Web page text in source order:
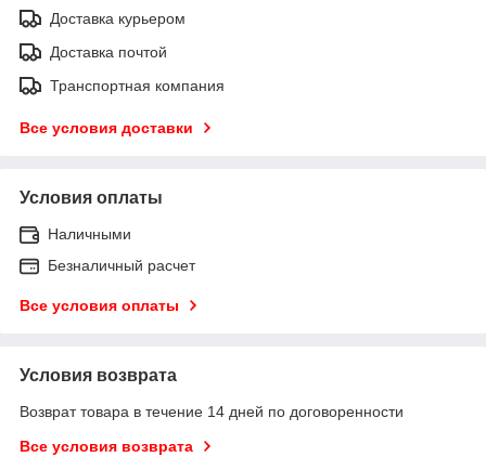
Доставка курьером
Доставка почтой
Транспортная компания
Все условия доставки
Условия оплаты
Наличными
Безналичный расчет
Все условия оплаты
Условия возврата
Возврат товара в течение 14 дней по договоренности
Все условия возврата